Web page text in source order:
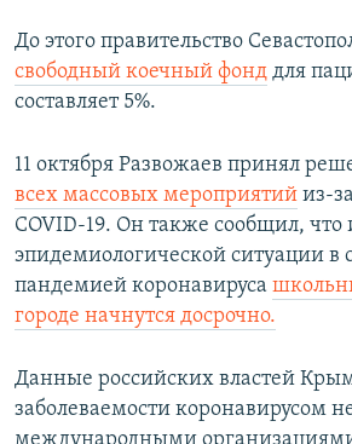
До этого правительство
свободный коечный фонд для
составляет 5%.
11 октября Развожаев принял
всех массовых мероприятий из-
COVID-19. Он также сообщил,
эпидемиологической ситуации в
пандемией коронавируса
городе начнутся досрочно.
Данные российских властей
заболеваемости коронавирусом